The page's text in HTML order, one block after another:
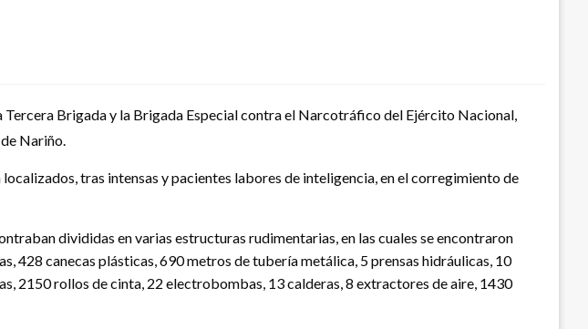
Brigada y la Brigada Especial contra el Narcotráfico del Ejército Nacional,
Nariño.
tras intensas y pacientes labores de inteligencia, en el corregimiento de
divididas en varias estructuras rudimentarias, en las cuales se encontraron
428 canecas plásticas, 690 metros de tubería metálica, 5 prensas hidráulicas, 10
2150 rollos de cinta, 22 electrobombas, 13 calderas, 8 extractores de aire, 1430